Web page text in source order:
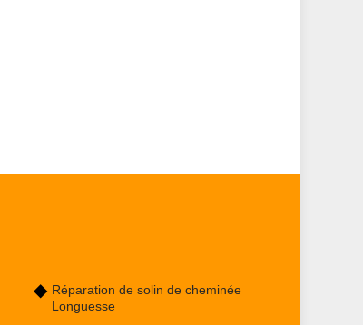
Réparation de solin de cheminée
Longuesse